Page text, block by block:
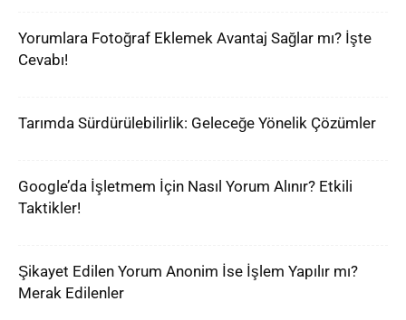
Yorumlara Fotoğraf Eklemek Avantaj Sağlar mı? İşte
Cevabı!
Tarımda Sürdürülebilirlik: Geleceğe Yönelik Çözümler
Google’da İşletmem İçin Nasıl Yorum Alınır? Etkili
Taktikler!
Şikayet Edilen Yorum Anonim İse İşlem Yapılır mı?
Merak Edilenler